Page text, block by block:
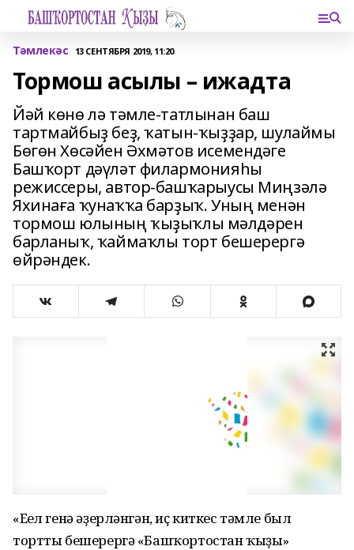
Тәмлекәс 13 СЕНТЯБРЯ 2019, 11:20
Тормош асылы – ижадта
Йәй көнө лә тәмле-татлынан баш
тартмайбыҙ беҙ, ҡатын-ҡыҙҙар, шулаймы
Бөгөн Хөсәйен Әхмәтов исемендәге
Башҡорт дәүләт филармонияһы
режиссеры, автор-башҡарыусы Миңзәлә
Яхинаға ҡунаҡҡа барҙыҡ. Уның менән
тормош юлының ҡыҙыҡлы мәлдәрен
барланыҡ, ҡаймаҡлы торт бешерергә
өйрәндек.
«Еңел генә әҙерләнгән, иҫ киткес тәмле был
тортты бешерергә «Башҡор­тостан ҡыҙы»